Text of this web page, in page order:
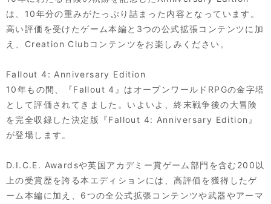
は、10年分の重みがたっぷり詰まった内容となっています。
高い評価を受けたゲーム本編と3つの公式拡張コンテンツに加
え、Creation Clubコンテンツをお楽しみください。
Fallout 4: Anniversary Edition
10年もの間、『Fallout 4』はオープンワールドRPGの金字塔
として評価されてきました。いよいよ、終末戦争後の大冒険
を完全収録した決定版『Fallout 4: Anniversary Edition』
が登場します。
D.I.C.E. Awardsや英国アカデミー賞ゲーム部門を含む200以
上の受賞歴を誇る本エディションには、高評価を獲得したゲ
ーム本編に加え、6つの全公式拡張コンテンツや武器やアーマ